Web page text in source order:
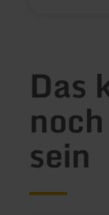
Das
sein